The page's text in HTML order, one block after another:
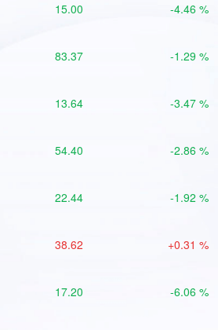
15.00 -4.46 %
83.37 -1.29 %
13.64 -3.47 %
54.40 -2.86 %
22.44 -1.92 %
38.62 +0.31 %
17.20 -6.06 %